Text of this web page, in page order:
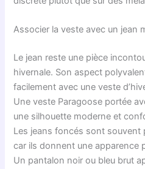
Associer la veste avec un jean
Le jean reste une pièce
hivernale. Son aspect
facilement avec une veste
Une veste Paragoose portée
une silhouette moderne et
Les jeans foncés sont souvent
car ils donnent une apparence
Un pantalon noir ou bleu brut